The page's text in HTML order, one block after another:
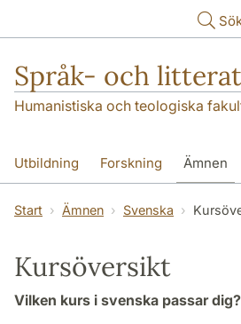
Språk- och
Humanistiska och teologiska
Utbildning Forskning Ämnen
SOL-husen Kontakt
Start Ämnen Svenska
Kursöversikt
Vilken kurs i svenska passar dig?